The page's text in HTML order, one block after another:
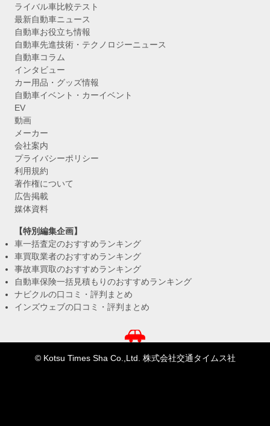
ライバル車比較テスト
最新自動車ニュース
自動車お役立ち情報
自動車先進技術・テクノロジーニュース
自動車コラム
インタビュー
カー用品・グッズ情報
自動車イベント・カーイベント
EV
動画
メーカー
会社案内
プライバシーポリシー
利用規約
著作権について
広告掲載
媒体資料
【特別編集企画】
車一括査定のおすすめランキング
車買取業者のおすすめランキング
事故車買取のおすすめランキング
自動車保険一括見積もりのおすすめランキング
ナビクルの口コミ・評判まとめ
インズウェブの口コミ・評判まとめ
© Kotsu Times Sha Co.,Ltd. 株式会社交通タイムス社